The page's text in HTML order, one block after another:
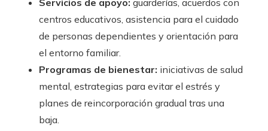
Servicios de apoyo: guarderías, acuerdos con
centros educativos, asistencia para el cuidado
de personas dependientes y orientación para
el entorno familiar.
Programas de bienestar: iniciativas de salud
mental, estrategias para evitar el estrés y
planes de reincorporación gradual tras una
baja.